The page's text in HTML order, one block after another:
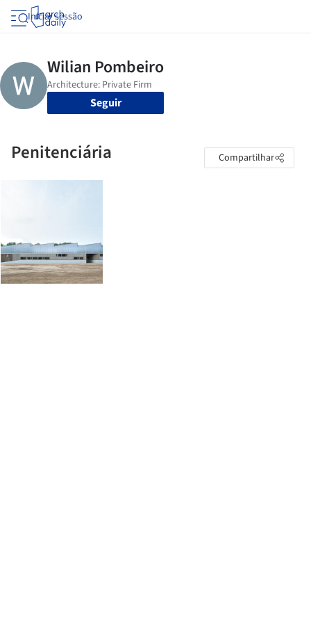
Iniciar sessão
Seguir
Penitenciária Compartilhar